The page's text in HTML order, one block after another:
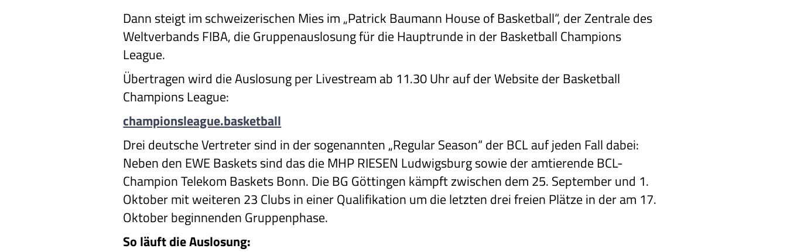
Dann steigt im schweizerischen Mies im „Patrick Baumann House of Basketball“, der Zentrale des
Weltverbands FIBA, die Gruppenauslosung für die Hauptrunde in der Basketball Champions
League.
Übertragen wird die Auslosung per Livestream ab 11.30 Uhr auf der Website der Basketball
Champions League:
championsleague.basketball
Drei deutsche Vertreter sind in der sogenannten „Regular Season“ der BCL auf jeden Fall dabei:
Neben den EWE Baskets sind das die MHP RIESEN Ludwigsburg sowie der amtierende BCL-
Champion Telekom Baskets Bonn. Die BG Göttingen kämpft zwischen dem 25. September und 1.
Oktober mit weiteren 23 Clubs in einer Qualifikation um die letzten drei freien Plätze in der am 17.
Oktober beginnenden Gruppenphase.
So läuft die Auslosung: